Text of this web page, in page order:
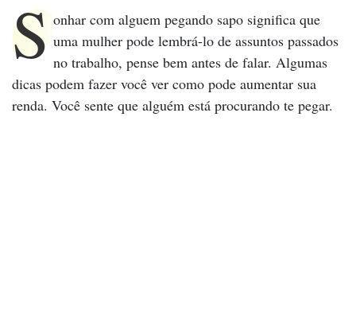
S onhar com alguem pegando sapo significa que
uma mulher pode lembrá-lo de assuntos passados
no trabalho, pense bem antes de falar. Algumas
dicas podem fazer você ver como pode aumentar sua
renda. Você sente que alguém está procurando te pegar.